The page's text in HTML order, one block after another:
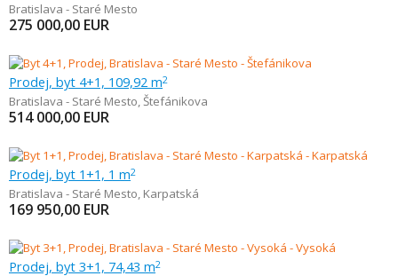
Bratislava - Staré Mesto
275 000,00 EUR
Prodej, byt 4+1, 109,92 m2
Bratislava - Staré Mesto,Štefánikova
514 000,00 EUR
Prodej, byt 1+1, 1 m2
Bratislava - Staré Mesto, Karpatská
169 950,00 EUR
Prodej, byt 3+1, 74,43 m2